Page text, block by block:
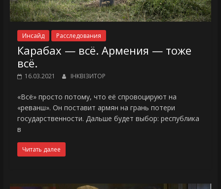
Инсайд Расследования
Карабах — всё. Армения — тоже
всё.
16.03.2021 ІНКВІЗИТОР
«Всё» просто потому, что её спровоцируют на
«реванш». Он поставит армян на грань потери
государственности. Дальше будет выбор: республика
в
Читать далее